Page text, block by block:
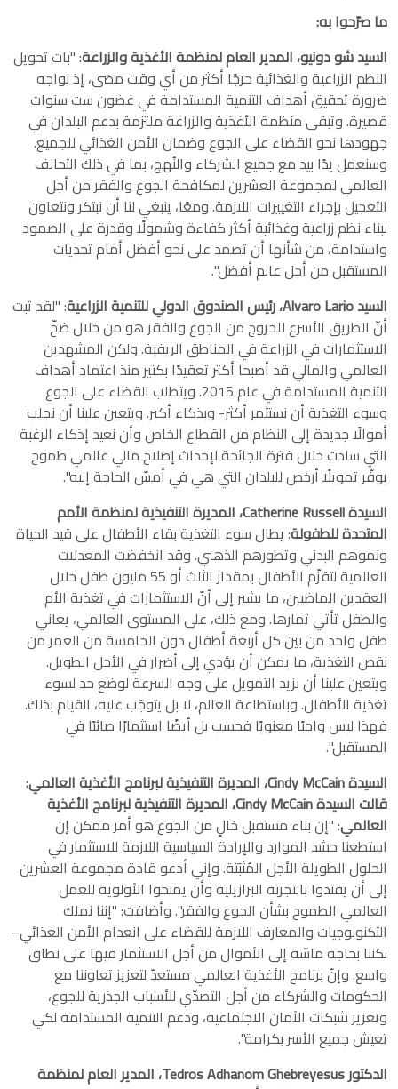
ما صرّحوا به:
السيد شو دونيو، المدير العام لمنظمة الأغذية والزراعة: "بات تحويل
النظم الزراعية والغذائية حرجًا أكثر من أي وقت مضى، إذ نواجه
ضرورة تحقيق أهداف التنمية المستدامة في غضون ست سنوات
قصيرة. وتبقى منظمة الأغذية والزراعة ملتزمة بدعم البلدان في
جهودها نحو القضاء على الجوع وضمان الأمن الغذائي للجميع.
وسنعمل يدًا بيد مع جميع الشركاء والنُهج، بما في ذلك التحالف
العالمي لمجموعة العشرين لمكافحة الجوع والفقر من أجل
التعجيل بإجراء التغييرات اللازمة. ومعًا، ينبغي لنا أن نبتكر ونتعاون
لبناء نظم زراعية وغذائية أكثر كفاءة وشمولًا وقدرة على الصمود
واستدامة، من شأنها أن تصمد على نحو أفضل أمام تحديات
المستقبل من أجل عالم أفضل".
السيد Alvaro Lario، رئيس الصندوق الدولي للتنمية الزراعية
: "لقد ثبت
أنّ الطريق الأسرع للخروج من الجوع والفقر هو من خلال ضخّ
الاستثمارات في الزراعة في المناطق الريفية. ولكن المشهدين
العالمي والمالي قد أصبحا أكثر تعقيدًا بكثير منذ اعتماد أهداف
التنمية المستدامة في عام 2015. ويتطلب القضاء على الجوع
وسوء التغذية أن نستثمر أكثر- وبذكاء أكبر. ويتعين علينا أن نجلب
أموالًا جديدة إلى النظام من القطاع الخاص وأن نعيد إذكاء الرغبة
التي سادت خلال فترة الجائحة لإحداث إصلاح مالي عالمي طموح
يوفّر تمويلًا أرخص للبلدان التي هي في أمسّ الحاجة إليه".
السيدة Catherine Russell، المديرة التنفيذية لمنظمة الأمم
المتحدة للطفولة: يطال سوء التغذية بقاء الأطفال على قيد الحياة
ونموهم البدني وتطورهم الذهني. وقد انخفضت المعدلات
العالمية لتقزّم الأطفال بمقدار الثلث أو 55 مليون طفل خلال
العقدين الماضيين، ما يشير إلى أنّ الاستثمارات في تغذية الأم
والطفل تأتي ثمارها. ومع ذلك، على المستوى العالمي، يعاني
طفل واحد من بين كل أربعة أطفال دون الخامسة من العمر من
نقص التغذية، ما يمكن أن يؤدي إلى أضرار في الأجل الطويل.
ويتعين علينا أن نزيد التمويل على وجه السرعة لوضع حد لسوء
تغذية الأطفال. وباستطاعة العالم، لا بل يتوجّب عليه، القيام بذلك.
فهذا ليس واجبًا معنويًا فحسب بل أيضًا استثمارًا صائبًا في
المستقبل".
السيدة Cindy McCain، المديرة التنفيذية لبرنامج الأغذية العالمي:
قالت السيدة Cindy McCain، المديرة التنفيذية لبرنامج الأغذية
العالمي: "إن بناء مستقبل خالٍ من الجوع هو أمر ممكن إن
استطعنا حشد الموارد والإرادة السياسية اللازمة للاستثمار في
الحلول الطويلة الأجل المُثبَتة. وإني أدعو قادة مجموعة العشرين
إلى أن يقتدوا بالتجربة البرازيلية وأن يمنحوا الأولوية للعمل
العالمي الطموح بشأن الجوع والفقر". وأضافت: "إننا نملك
التكنولوجيات والمعارف اللازمة للقضاء على انعدام الأمن الغذائي–
لكننا بحاجة ماسّة إلى الأموال من أجل الاستثمار فيها على نطاق
واسع. وإنّ برنامج الأغذية العالمي مستعدّ لتعزيز تعاوننا مع
الحكومات والشركاء من أجل التصدّي للأسباب الجذرية للجوع،
وتعزيز شبكات الأمان الاجتماعية، ودعم التنمية المستدامة لكي
تعيش جميع الأسر بكرامة".
الدكتور Tedros Adhanom Ghebreyesus، المدير العام لمنظمة